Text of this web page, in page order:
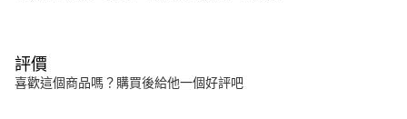
評價
喜歡這個商品嗎？購買後給他一個好評吧